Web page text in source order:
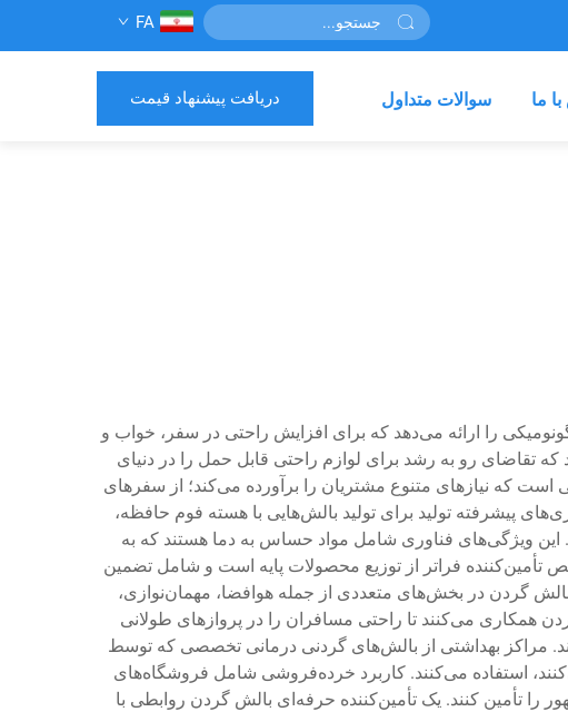
FA
ما سوالات متداول دریافت پیشنهاد قیمت
را ارائه می‌دهد که برای افزایش راحتی در سفر، خواب و
که تقاضای رو به رشد برای لوازم راحتی قابل حمل را در دنیای
که نیازهای متنوع مشتریان را برآورده می‌کند؛ از سفرهای
پیشرفته تولید برای تولید بالش‌هایی با هسته فوم حافظه،
ویژگی‌های فناوری شامل مواد حساس به دما هستند که به
فراتر از توزیع محصولات پایه است و شامل تضمین
گردن در بخش‌های متعددی از جمله هوافضا، مهمان‌نوازی،
همکاری می‌کنند تا راحتی مسافران را در پروازهای طولانی
مراکز بهداشتی از بالش‌های گردنی درمانی تخصصی که توسط
استفاده می‌کنند. کاربرد خرده‌فروشی شامل فروشگاه‌های
تأمین کنند. یک تأمین‌کننده حرفه‌ای بالش گردن روابطی با